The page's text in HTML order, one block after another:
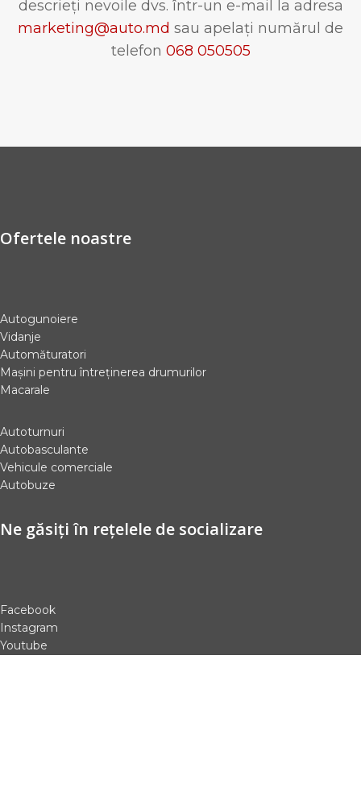
descrieți nevoile dvs. într-un e-mail la adresa
marketing@auto.md sau apelați numărul de
telefon 068 050505
Ofertele noastre
Autogunoiere
Vidanje
Automăturatori
Mașini pentru întreținerea drumurilor
Macarale
Autoturnuri
Autobasculante
Vehicule comerciale
Autobuze
Ne găsiți în rețelele de socializare
Facebook
Instagram
Youtube